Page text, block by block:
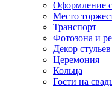
Оформление
Место
Транспорт
Фотозона и
Декор стульев
Церемония
Кольца
Гости на